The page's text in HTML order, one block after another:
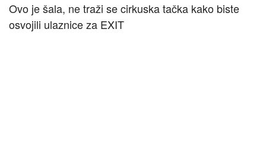
Ovo je šala, ne traži se cirkuska tačka kako biste
osvojili ulaznice za EXIT